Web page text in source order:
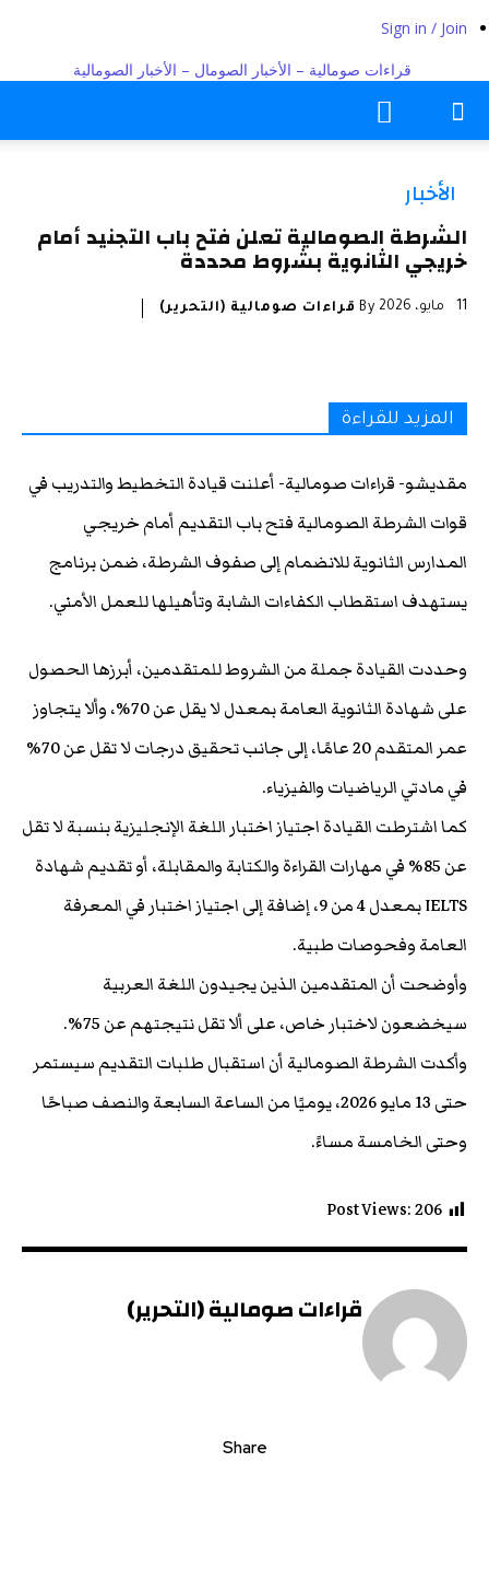
Sign in / Join
قراءات صومالية – الأخبار الصومال – الأخبار الصومالية
الأخبار
الشرطة الصومالية تعلن فتح باب التجنيد أمام
خريجي الثانوية بشروط محددة
11 مايو، 2026 By قراءات صومالية (التحرير)
المزيد للقراءة
مقديشو- قراءات صومالية- أعلنت قيادة التخطيط والتدريب في
قوات الشرطة الصومالية فتح باب التقديم أمام خريجي
المدارس الثانوية للانضمام إلى صفوف الشرطة، ضمن برنامج
يستهدف استقطاب الكفاءات الشابة وتأهيلها للعمل الأمني.
وحددت القيادة جملة من الشروط للمتقدمين، أبرزها الحصول
على شهادة الثانوية العامة بمعدل لا يقل عن 70%، وألا يتجاوز
عمر المتقدم 20 عامًا، إلى جانب تحقيق درجات لا تقل عن 70%
في مادتي الرياضيات والفيزياء.
كما اشترطت القيادة اجتياز اختبار اللغة الإنجليزية بنسبة لا تقل
عن 85% في مهارات القراءة والكتابة والمقابلة، أو تقديم شهادة
IELTS بمعدل 4 من 9، إضافة إلى اجتياز اختبار في المعرفة
العامة وفحوصات طبية.
وأوضحت أن المتقدمين الذين يجيدون اللغة العربية
سيخضعون لاختبار خاص، على ألا تقل نتيجتهم عن 75%.
وأكدت الشرطة الصومالية أن استقبال طلبات التقديم سيستمر
حتى 13 مايو 2026، يوميًا من الساعة السابعة والنصف صباحًا
وحتى الخامسة مساءً.
Post Views:206
قراءات صومالية (التحرير)
Share